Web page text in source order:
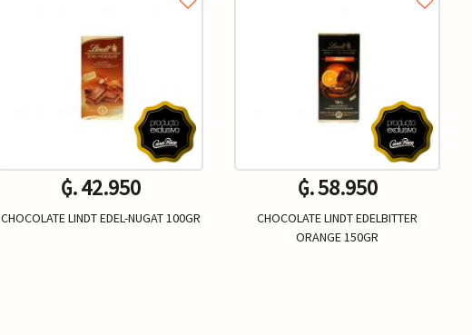
₲. 42.950
CHOCOLATE LINDT EDEL-NUGAT 100GR
₲. 58.950
CHOCOLATE LINDT EDELBITTER
ORANGE 150GR